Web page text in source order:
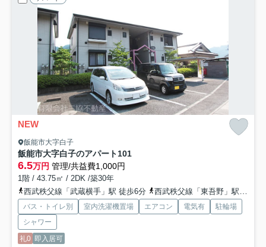
NEW
飯能市大字白子
飯能市大字白子のアパート101
6.5万円 管理/共益費1,000円
1階 / 43.75㎡ / 2DK /築30年
西武秩父線「武蔵横手」駅 徒歩6分
西武秩父線「東吾野」駅 徒歩31分
バス・トイレ別 室内洗濯機置場 エアコン 電気有
駐輪場
シャワー
礼0 即入居可